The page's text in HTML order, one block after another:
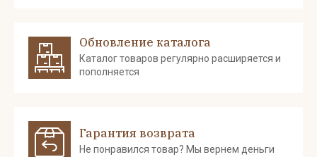
Обновление каталога
Каталог товаров регулярно расширяется и
пополняется
Гарантия возврата
Не понравился товар? Мы вернем деньги